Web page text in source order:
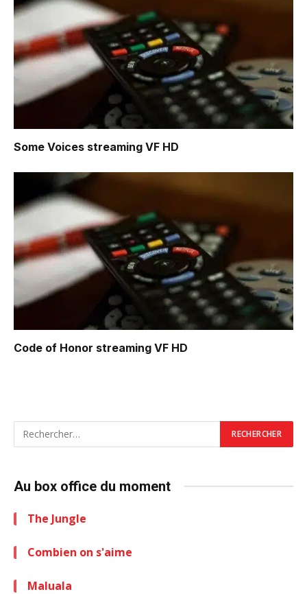
Some Voices streaming VF HD
Code of Honor streaming VF HD
Au box office du moment
The Jungle
Combien on s'aime
Maluala